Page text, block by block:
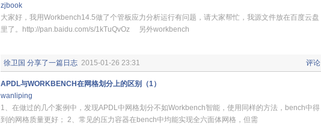
zjbook
大家好，我用Workbench14.5做了个管板应力分析运行有问题，请大家帮忙，我源文件放在百度云盘
里了。http://pan.baidu.com/s/1kTuQvOz 另外workbench
评论
徐卫国 分享了一篇日志 2015-01-26 23:31
APDL与WORKBENCH在网格划分上的区别（1）
wanliping
1、在做过的几个案例中，发现APDL中网格划分不如Workbench智能，使用同样的方法，bench中得
到的网格质量更好； 2、常见的压力容器在bench中均能实现全六面体网格，但需